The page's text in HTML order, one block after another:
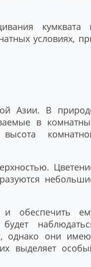
кумквата
условиях,
Азии. В
в
и обеспечить
однако они
выделяет